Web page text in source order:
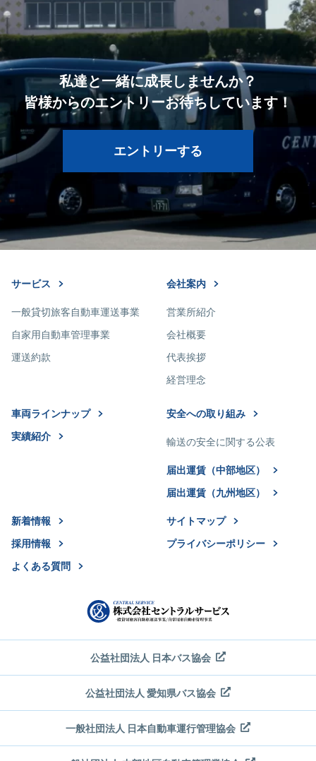
私達と一緒に成長しませんか？
皆様からのエントリーお待ちしています！
エントリーする
サービス
一般貸切旅客自動車運送事業
自家用自動車管理事業
運送約款
会社案内
営業所紹介
会社概要
代表挨拶
経営理念
車両ラインナップ
実績紹介
安全への取り組み
輸送の安全に関する公表
届出運賃（中部地区）
届出運賃（九州地区）
新着情報
採用情報
よくある質問
サイトマップ
プライバシーポリシー
公益社団法人 日本バス協会
公益社団法人 愛知県バス協会
一般社団法人 日本自動車運行管理協会